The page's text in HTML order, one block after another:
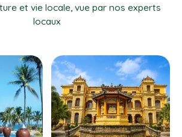
et vie locale, vue par nos experts
locaux